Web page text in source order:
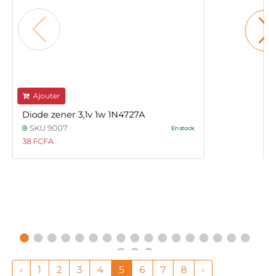
Ajouter
Diode zener 3,1v 1w 1N4727A
SKU 9007 En stock
38 FCFA
‹ 1 2 3 4 5 6 7 8 ›